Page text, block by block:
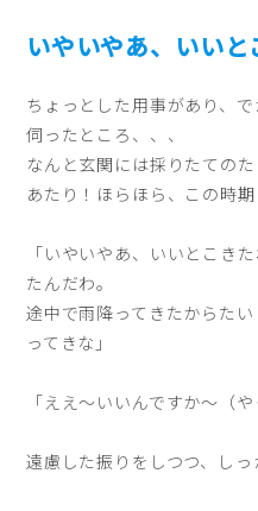
いやいやあ、いいと
ちょっとした用事があり、
伺ったところ、、、
なんと玄関には採りたての
あたり！ほらほら、この時
「いやいやあ、いいとこき
たんだわ。
途中で雨降ってきたからた
ってきな」
「ええ〜いいんですか～（
遠慮した振りをしつつ、しっ